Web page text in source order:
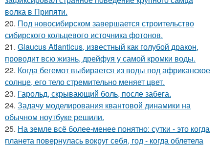
волка в Припяти.
20. Под новосибирском завершается строительство
сибирского кольцевого источника фотонов.
21. Glaucus Atlanticus, известный как голубой дракон,
проводит всю жизнь, дрейфуя у самой кромки воды.
22. Когда бегемот выбирается из воды под африканское
солнце, его тело стремительно меняет цвет.
23. Гарольд, скрывающий боль, после забега.
24. Задачу моделирования квантовой динамики на
обычном ноутбуке решили.
25. На земле всё более-менее понятно: сутки - это когда
планета повернулась вокруг себя, год - когда облетела